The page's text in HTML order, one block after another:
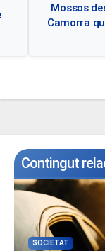
Mossos
Camorra
Contingut
SOCIETAT